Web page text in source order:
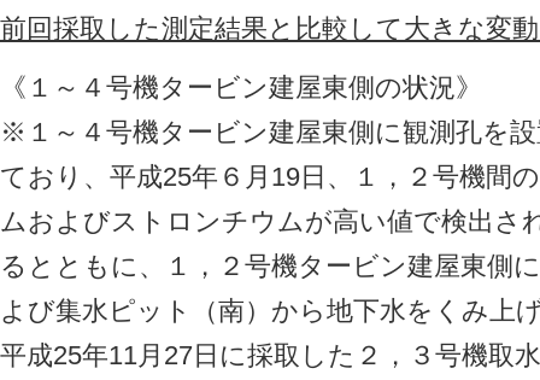
前回採取した測定結果と比較して大きな変
《１～４号機タービン建屋東側の状況》
※１～４号機タービン建屋東側に観測孔を
ており、平成25年６月19日、１，２号機間
ムおよびストロンチウムが高い値で検出さ
るとともに、１，２号機タービン建屋東側
よび集水ピット（南）から地下水をくみ上
平成25年11月27日に採取した２，３号機取